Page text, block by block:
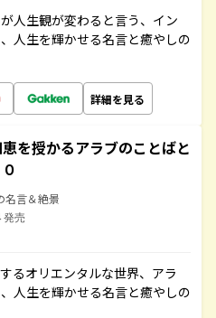
人生観が変わると言う、イン
人生を輝かせる名言と癒やしの
詳細を見る
を授かるアラブのことばと
名言＆絶景
発売
るオリエンタルな世界、アラ
人生を輝かせる名言と癒やしの